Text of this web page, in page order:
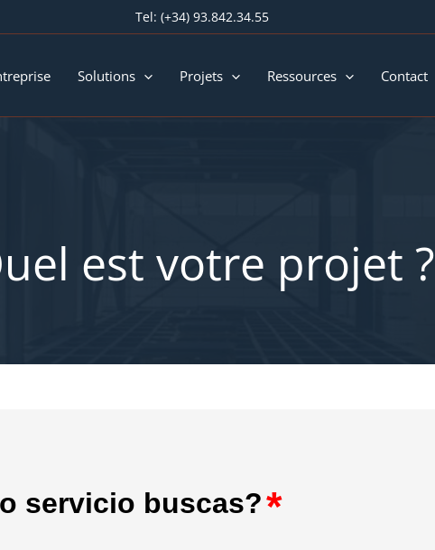
Tel: (+34) 93.842.34.55
Solutions Projets Ressources Contact
est votre projet ?